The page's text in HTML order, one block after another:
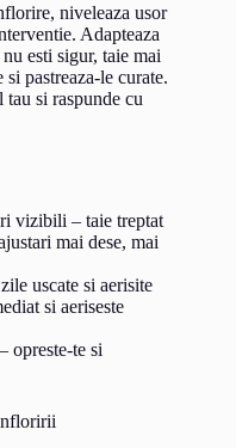
niveleaza usor
Adapteaza
esti sigur, taie mai
pastreaza-le curate.
si raspunde cu
vizibili – taie treptat
mai dese, mai
uscate si aerisite
si aeriseste
opreste-te si